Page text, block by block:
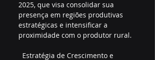
2025, que visa consolidar sua
presença em regiões produtivas
estratégicas e intensificar a
proximidade com o produtor rural.